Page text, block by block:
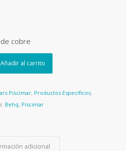
cobre
Añadir al carrito
Piscimar, Productos Específicos,
Behq, Piscimar
adicional